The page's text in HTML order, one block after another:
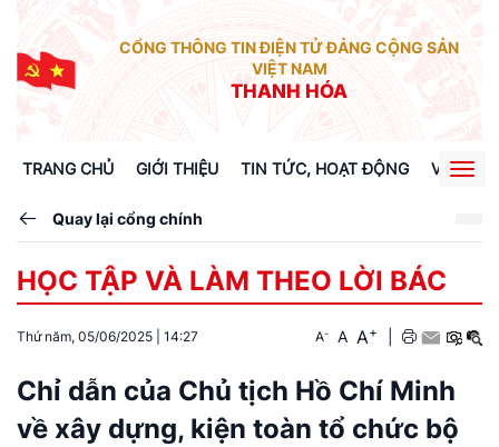
CỔNG THÔNG TIN ĐIỆN TỬ ĐẢNG CỘNG SẢN
VIỆT NAM
THANH HÓA
TRANG CHỦ GIỚI THIỆU TIN TỨC, HOẠT ĐỘNG VĂN
Quay lại cổng chính
HỌC TẬP VÀ LÀM THEO LỜI BÁC
Thứ năm, 05/06/2025 14:27 A- A A+
Chỉ dẫn của Chủ tịch Hồ Chí Minh
về xây dựng, kiện toàn tổ chức bộ